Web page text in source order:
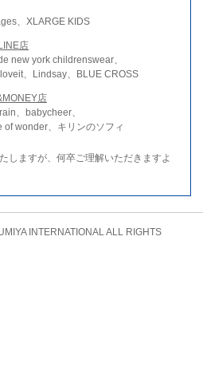
、XLARGE KIDS
店
new york childrenswear、
、Lindsay、BLUE CROSS
店
、babycheer、
wonder、キリンのソフィ
しますが、何卒ご理解いただきますよ